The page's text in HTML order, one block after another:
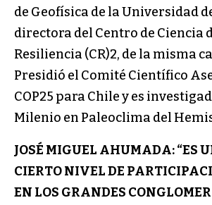
de Geofísica de la Universidad
directora del Centro de Ciencia
Resiliencia (CR)2, de la misma
Presidió el Comité Científico
COP25 para Chile y es
Milenio en Paleoclima del
JOSÉ MIGUEL AHUMADA: “ES
CIERTO NIVEL DE
EN LOS GRANDES